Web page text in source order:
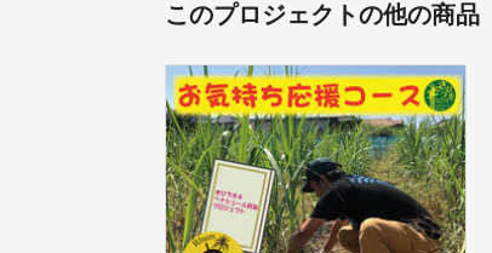
このプロジェクトの他の商品